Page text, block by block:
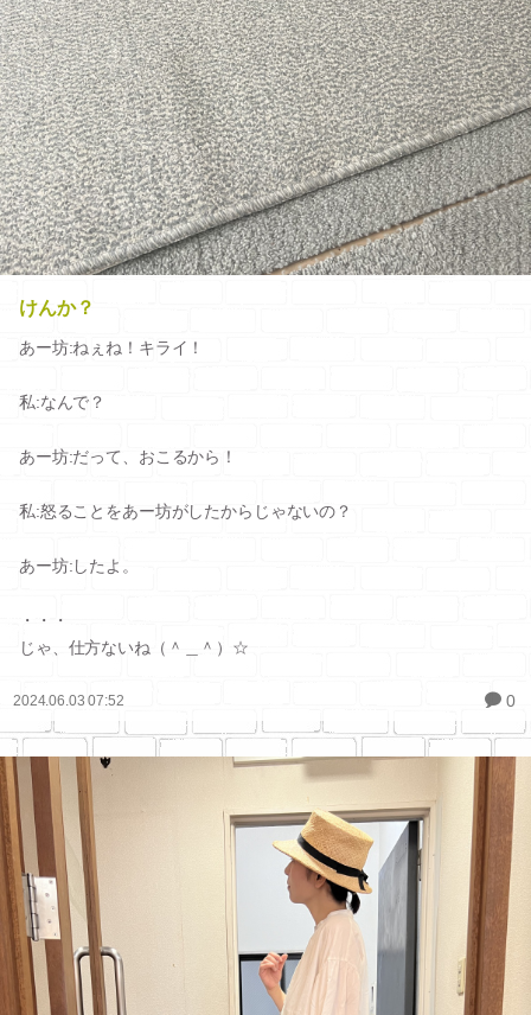
けんか？
あー坊:ねぇね！キライ！
私:なんで？
あー坊:だって、おこるから！
私:怒ることをあー坊がしたからじゃないの？
あー坊:したよ。
・・・
じゃ、仕方ないね（＾＿＾）☆
2024.06.03 07:52 0